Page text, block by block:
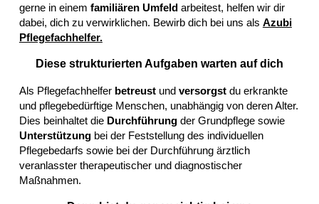
gerne in einem familiären Umfeldarbeitest, helfen wir dir
dabei, dich zu verwirklichen. Bewirb dich bei uns als Azubi
Pflegefachhelfer.
Diese strukturierten Aufgaben warten auf dich
Als Pflegefachhelfer betreust und versorgst du erkrankte
und pflegebedürftige Menschen, unabhängig von deren Alter.
Dies beinhaltet die Durchführung der Grundpflege sowie
Unterstützung bei der Feststellung des individuellen
Pflegebedarfs sowie bei der Durchführung ärztlich
veranlasster therapeutischer und diagnostischer
Maßnahmen.